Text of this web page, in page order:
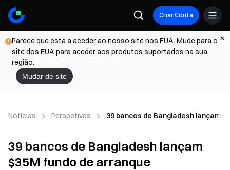
Criar Conta
Parece que está a aceder ao nosso site nos EUA. Mude para o
site dos EUA para aceder aos produtos suportados na sua
região.
Mudar de site
Notícias Perspetivas 39 bancos de Bangladesh lançam
39 bancos de Bangladesh lançam
$35M fundo de arranque